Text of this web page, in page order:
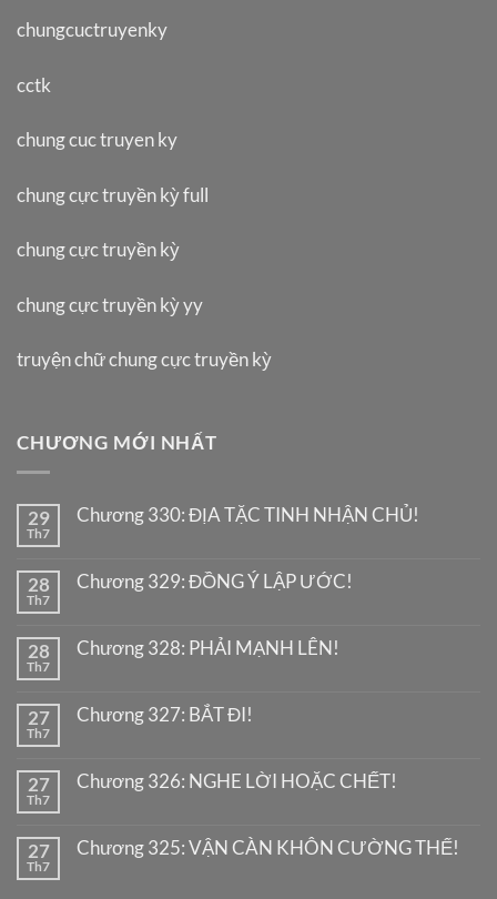
chungcuctruyenky
cctk
chung cuc truyen ky
chung cực truyền kỳ full
chung cực truyền kỳ
chung cực truyền kỳ yy
truyện chữ chung cực truyền kỳ
CHƯƠNG MỚI NHẤT
29
Th7
Chương 330: ĐỊA TẶC TINH NHẬN CHỦ!
28
Th7
Chương 329: ĐỒNG Ý LẬP ƯỚC!
28
Th7
Chương 328: PHẢI MẠNH LÊN!
27
Th7
Chương 327: BẮT ĐI!
27
Th7
Chương 326: NGHE LỜI HOẶC CHẾT!
27
Th7
Chương 325: VẬN CÀN KHÔN CƯỜNG THẾ!